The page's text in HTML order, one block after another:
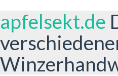
apfelsekt.de